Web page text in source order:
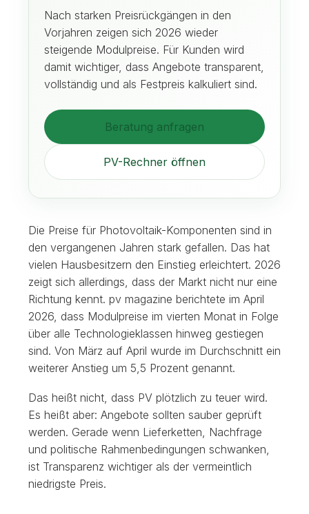
Nach starken Preisrückgängen in den
Vorjahren zeigen sich 2026 wieder
steigende Modulpreise. Für Kunden wird
damit wichtiger, dass Angebote transparent,
vollständig und als Festpreis kalkuliert sind.
Beratung anfragen
PV-Rechner öffnen
Die Preise für Photovoltaik-Komponenten sind in
den vergangenen Jahren stark gefallen. Das hat
vielen Hausbesitzern den Einstieg erleichtert. 2026
zeigt sich allerdings, dass der Markt nicht nur eine
Richtung kennt. pv magazine berichtete im April
2026, dass Modulpreise im vierten Monat in Folge
über alle Technologieklassen hinweg gestiegen
sind. Von März auf April wurde im Durchschnitt ein
weiterer Anstieg um 5,5 Prozent genannt.
Das heißt nicht, dass PV plötzlich zu teuer wird.
Es heißt aber: Angebote sollten sauber geprüft
werden. Gerade wenn Lieferketten, Nachfrage
und politische Rahmenbedingungen schwanken,
ist Transparenz wichtiger als der vermeintlich
niedrigste Preis.